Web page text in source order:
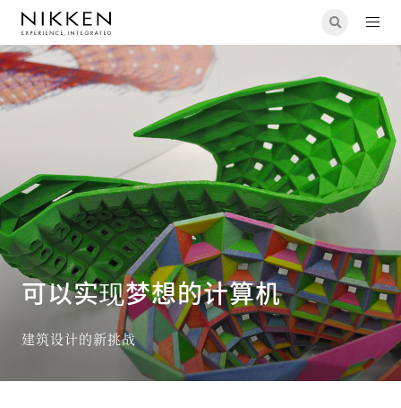
可以实现梦想的计算机
可以实现梦想的计算机
建筑设计的新挑战